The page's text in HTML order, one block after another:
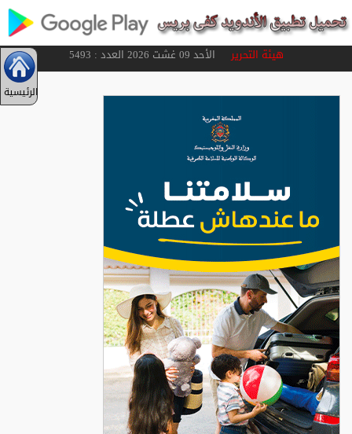
هيئة التحريرالأحد 09 غشت 2026 العدد : 5493
الرئيسية